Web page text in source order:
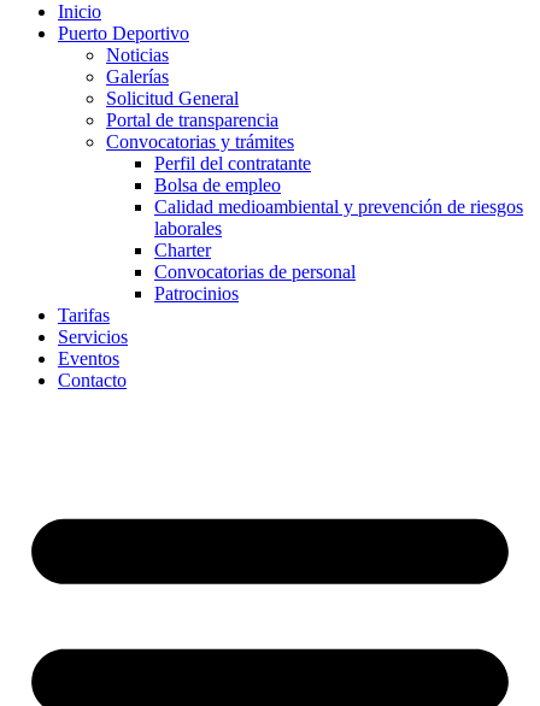
Inicio
Puerto Deportivo
Noticias
Galerías
Solicitud General
Portal de transparencia
Convocatorias y trámites
Perfil del contratante
Bolsa de empleo
Calidad medioambiental y prevención de riesgos
laborales
Charter
Convocatorias de personal
Patrocinios
Tarifas
Servicios
Eventos
Contacto